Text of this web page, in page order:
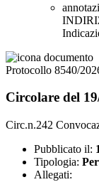
Protocollo 8540/
Circolare del
Circ.n.242
Pubblicato il:
Tipologia:
Allegati: